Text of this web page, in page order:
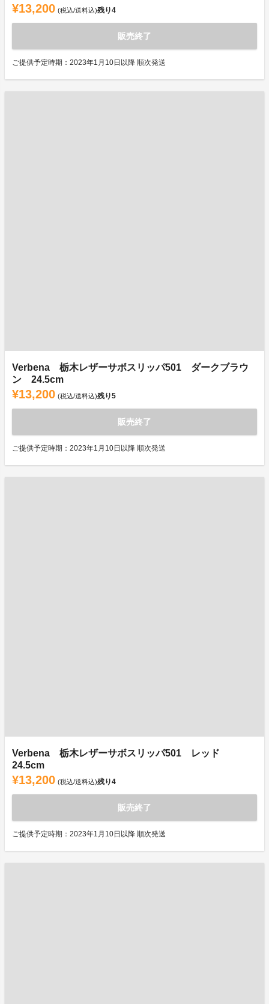
¥13,200 (税込/送料込)残り4
販売終了
ご提供予定時期：2023年1月10日以降 順次発送
Verbena 栃木レザーサボスリッパ501 ダークブラウ
ン 24.5cm
¥13,200 (税込/送料込)残り5
販売終了
ご提供予定時期：2023年1月10日以降 順次発送
Verbena 栃木レザーサボスリッパ501 レッド
24.5cm
¥13,200 (税込/送料込)残り4
販売終了
ご提供予定時期：2023年1月10日以降 順次発送